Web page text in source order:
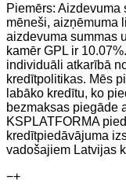
Piemērs: Aizdevuma
mēneši, aizņēmuma
aizdevuma summas
kamēr GPL ir
individuāli atkarībā
kredītpolitikas. Mēs
labāko kredītu, ko
bezmaksas piegāde
KSPLATFORMA
kredītpiedāvājuma
vadošajiem Latvijas
−+